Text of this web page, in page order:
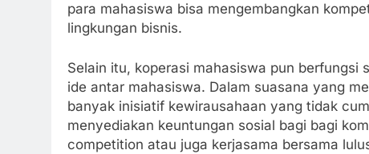
para mahasiswa bisa mengembangkan
lingkungan bisnis.
Selain itu, koperasi mahasiswa pun berfungsi
ide antar mahasiswa. Dalam suasana yang
banyak inisiatif kewirausahaan yang tidak
menyediakan keuntungan sosial bagi bagi
competition atau juga kerjasama bersama